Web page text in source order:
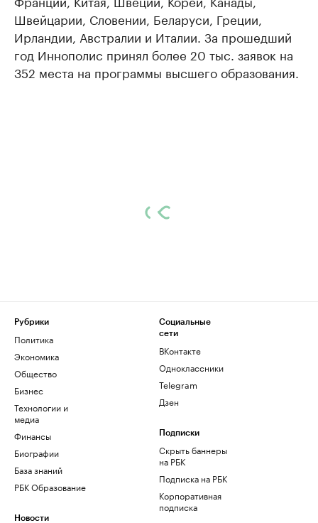
Швейцарии, Словении, Беларуси, Греции,
Ирландии, Австралии и Италии. За прошедший
год Иннополис принял более 20 тыс. заявок на
352 места на программы высшего образования.
Рубрики
Политика
Экономика
Общество
Бизнес
Технологии и
медиа
Финансы
Биографии
База знаний
РБК Образование
Новости
Социальные
сети
ВКонтакте
Одноклассники
Telegram
Дзен
Подписки
Скрыть баннеры
на РБК
Подписка на РБК
Корпоративная
подписка